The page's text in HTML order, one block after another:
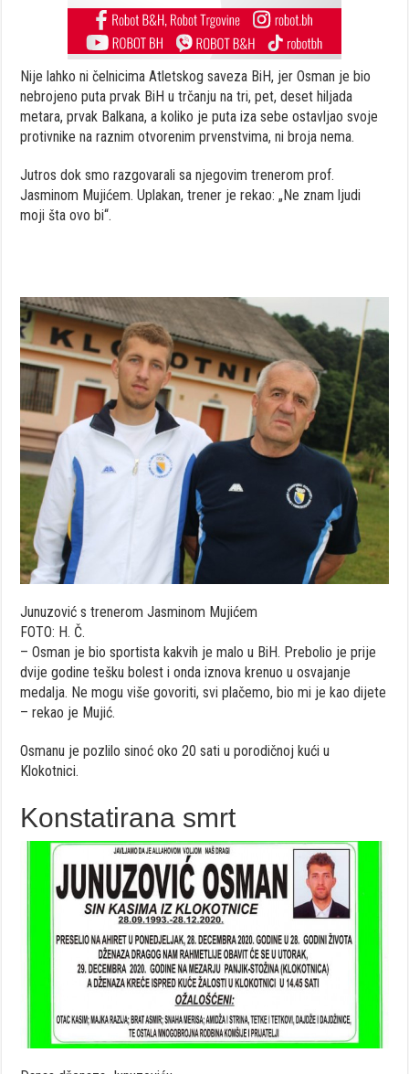
Nije lahko ni čelnicima Atletskog saveza BiH, jer Osman je bio
nebrojeno puta prvak BiH u trčanju na tri, pet, deset hiljada
metara, prvak Balkana, a koliko je puta iza sebe ostavljao svoje
protivnike na raznim otvorenim prvenstvima, ni broja nema.
Jutros dok smo razgovarali sa njegovim trenerom prof.
Jasminom Mujićem. Uplakan, trener je rekao: „Ne znam ljudi
moji šta ovo bi“.
Junuzović s trenerom Jasminom Mujićem
FOTO: H. Č.
– Osman je bio sportista kakvih je malo u BiH. Prebolio je prije
dvije godine tešku bolest i onda iznova krenuo u osvajanje
medalja. Ne mogu više govoriti, svi plačemo, bio mi je kao dijete
– rekao je Mujić.
Osmanu je pozlilo sinoć oko 20 sati u porodičnoj kući u
Klokotnici.
Konstatirana smrt